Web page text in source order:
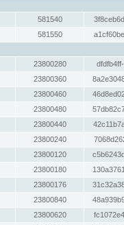
581540
581550
23800280
23800360
23800460
23800480
23800440
23800240
23800120
23800180
23800176
23800840
23800620